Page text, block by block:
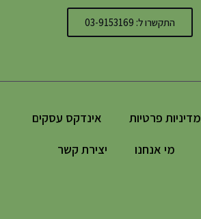
התקשרו ל: 03-9153169
מדיניות פרטיות
אינדקס עסקים
מי אנחנו
יצירת קשר